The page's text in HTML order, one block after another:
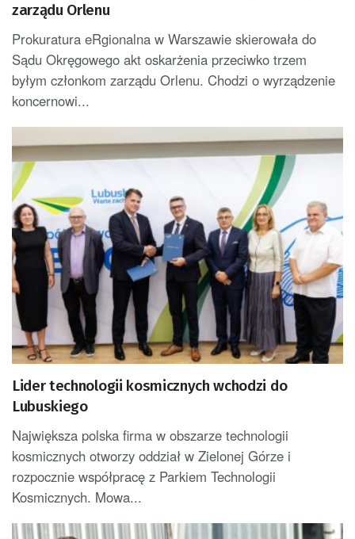
zarządu Orlenu
Prokuratura eRgionalna w Warszawie skierowała do
Sądu Okręgowego akt oskarżenia przeciwko trzem
byłym członkom zarządu Orlenu. Chodzi o wyrządzenie
koncernowi...
Lider technologii kosmicznych wchodzi do
Lubuskiego
Największa polska firma w obszarze technologii
kosmicznych otworzy oddział w Zielonej Górze i
rozpocznie współpracę z Parkiem Technologii
Kosmicznych. Mowa...